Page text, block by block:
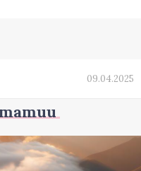
09.04.2025